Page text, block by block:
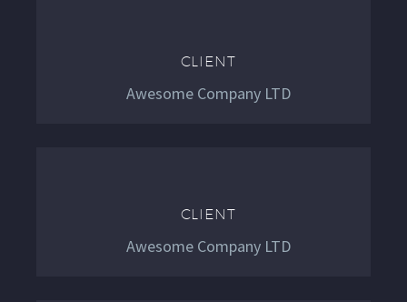
CLIENT
Awesome Company LTD
CLIENT
Awesome Company LTD